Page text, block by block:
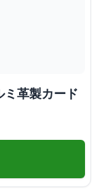
革製カード